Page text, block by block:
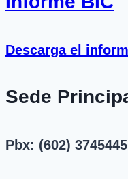
Descarga el
Sede
Pbx: (602) 3745445